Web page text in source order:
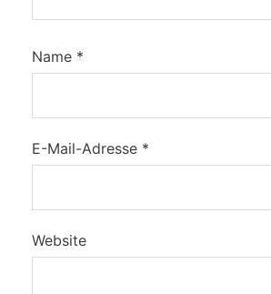
Name *
E-Mail-Adresse *
Website